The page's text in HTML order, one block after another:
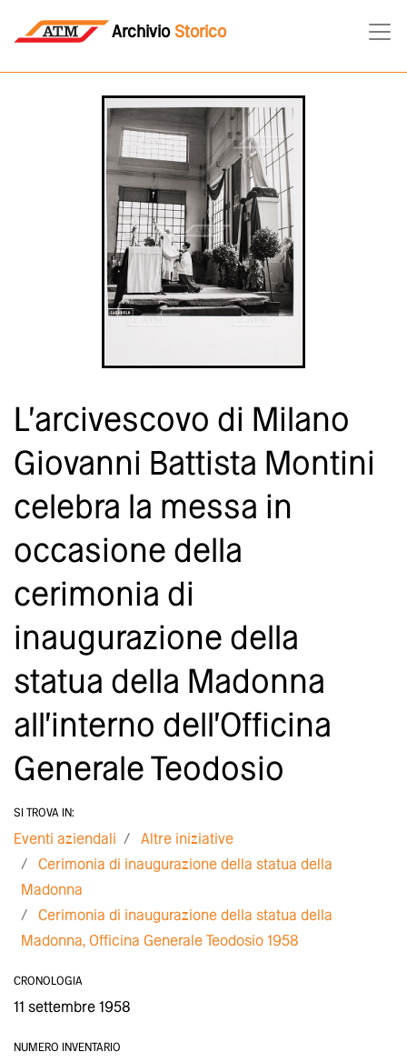
Archivio Storico
L'arcivescovo di Milano
Giovanni Battista Montini
celebra la messa in
occasione della
cerimonia di
inaugurazione della
statua della Madonna
all'interno dell'Officina
Generale Teodosio
SI TROVA IN:
Eventi aziendali
Altre iniziative
Cerimonia di inaugurazione della statua della
Madonna
Cerimonia di inaugurazione della statua della
Madonna, Officina Generale Teodosio 1958
CRONOLOGIA
11 settembre 1958
NUMERO INVENTARIO